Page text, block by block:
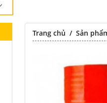
Trang chủ /Sản